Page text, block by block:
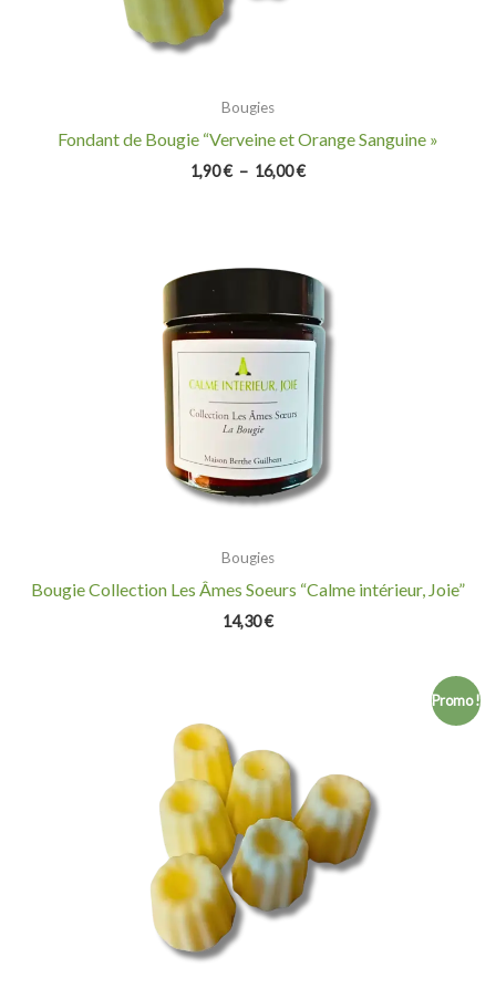
Bougies
Fondant de Bougie “Verveine et Orange Sanguine »
1,90€ – 16,00€
Bougies
Bougie Collection Les Âmes Soeurs “Calme intérieur, Joie”
14,30€
Promo !
16,00 €